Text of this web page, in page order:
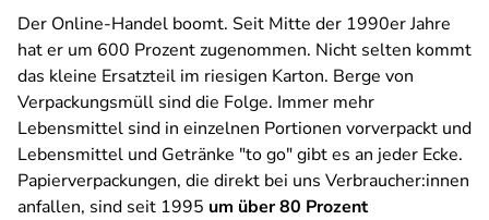
Der Online-Handel boomt. Seit Mitte der 1990er Jahre
hat er um 600 Prozent zugenommen. Nicht selten kommt
das kleine Ersatzteil im riesigen Karton. Berge von
Verpackungsmüll sind die Folge. Immer mehr
Lebensmittel sind in einzelnen Portionen vorverpackt und
Lebensmittel und Getränke "to go" gibt es an jeder Ecke.
Papierverpackungen, die direkt bei uns Verbraucher:innen
anfallen, sind seit 1995 um über 80 Prozent